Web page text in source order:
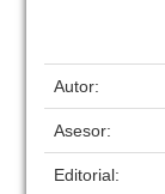
Autor:
Asesor:
Editorial: